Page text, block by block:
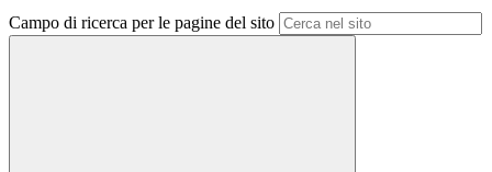
Campo di ricerca per le pagine del sito